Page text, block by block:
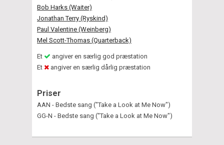
Bob Harks (Waiter)
Jonathan Terry (Ryskind)
Paul Valentine (Weinberg)
Mel Scott-Thomas (Quarterback)
Et
angiver en særlig god præstation
Et
angiver en særlig dårlig præstation
Priser
AAN - Bedste sang ("Take a Look at Me Now")
GG-N - Bedste sang ("Take a Look at Me Now")